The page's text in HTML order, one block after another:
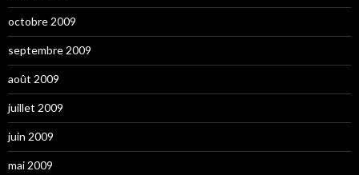
octobre 2009
septembre 2009
août 2009
juillet 2009
juin 2009
mai 2009